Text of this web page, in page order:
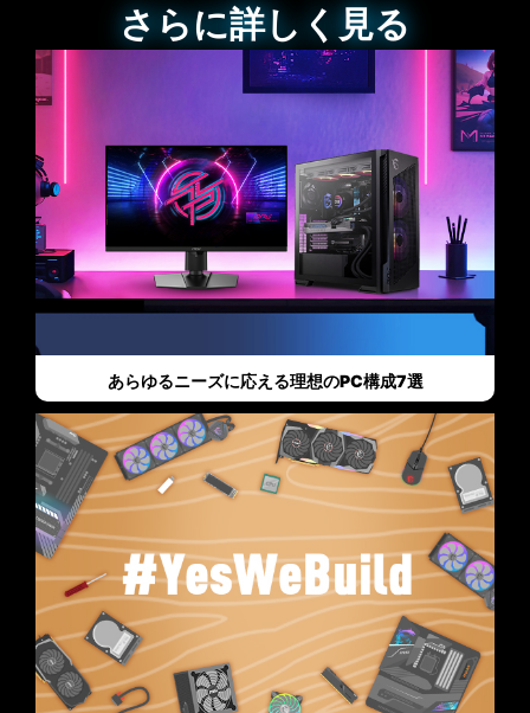
さらに詳しく見る
あらゆるニーズに応える理想のPC構成7選